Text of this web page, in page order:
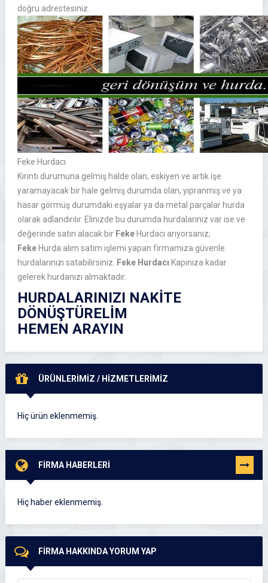
doğru adrestesiniz.
Feke Hurdacı
Kırıntı durumuna gelmiş halde olan, eskiyen ve artık işe
yaramayacak bir hale gelmiş durumda olan, yıpranmış ve ya
hasar görmüş durumdaki eşyalar ya da metal parçalar hurda
olarak adlandırılır. Elinizde bu durumda hurdalarınız var ise ve
değerinde satın alacak bir Feke Hurdacı arıyorsanız;
Feke Hurda alım satım işlemi yapan firmamıza güvenle
hurdalarınızı satabilirsiniz. Feke Hurdacı Kapınıza kadar
gelerek hurdanızı almaktadır.
HURDALARINIZI NAKİTE
DÖNÜŞTÜRELİM
HEMEN ARAYIN
ÜRÜNLERİMİZ / HİZMETLERİMİZ
Hiç ürün eklenmemiş.
FİRMA HABERLERİ TÜMÜNÜ
Hiç haber eklenmemiş.
FİRMA HAKKINDA YORUM YAP